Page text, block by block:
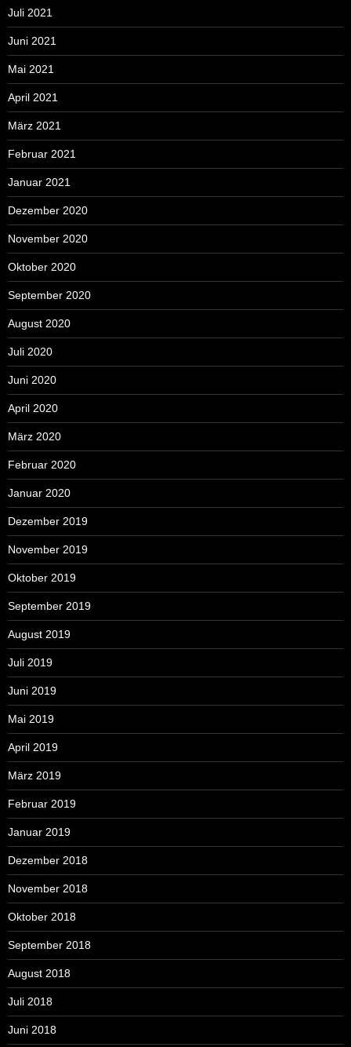
Juli 2021
Juni 2021
Mai 2021
April 2021
März 2021
Februar 2021
Januar 2021
Dezember 2020
November 2020
Oktober 2020
September 2020
August 2020
Juli 2020
Juni 2020
April 2020
März 2020
Februar 2020
Januar 2020
Dezember 2019
November 2019
Oktober 2019
September 2019
August 2019
Juli 2019
Juni 2019
Mai 2019
April 2019
März 2019
Februar 2019
Januar 2019
Dezember 2018
November 2018
Oktober 2018
September 2018
August 2018
Juli 2018
Juni 2018